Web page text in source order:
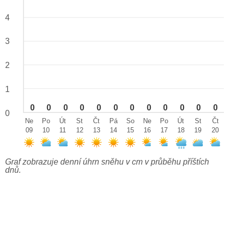
0 0 0 0 0 0 0 0 0 0 0 0
4
3
2
1
0
Ne
09
Po
10
Út
11
St
12
Čt
13
Pá
14
So
15
Ne
16
Po
17
Út
18
St
19
Čt
20
Graf zobrazuje denní úhrn sněhu v cm v průběhu příštích
dnů.